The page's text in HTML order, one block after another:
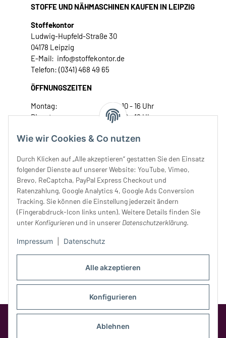
Alle akzeptieren
Konfigurieren
Ablehnen
Wie wir Cookies & Co nutzen
Durch Klicken auf „Alle akzeptieren“ gestatten Sie den Einsatz
folgender Dienste auf unserer Website: YouTube, Vimeo,
Brevo, ReCaptcha, PayPal Express Checkout und
Ratenzahlung, Google Analytics 4, Google Ads Conversion
Tracking. Sie können die Einstellung jederzeit ändern
(Fingerabdruck-Icon links unten). Weitere Details finden Sie
unter Konfigurieren und in unserer Datenschutzerklärung.
Impressum Datenschutz
STOFFE UND NÄHMASCHINEN KAUFEN IN LEIPZIG
Stoffekontor
Ludwig-Hupfeld-Straße 30
04178 Leipzig
E-Mail: info@stoffekontor.de
Telefon: (0341) 468 49 65
ÖFFNUNGSZEITEN
Montag:
10 - 16 Uhr
Dienstag:
10 - 16 Uhr
Donnerstag:
10 - 18 Uhr
Samstag:
10 - 14 Uhr
Unser Service
Rechtliches
Google Analytics deaktivierenStatus:
Opt-Out-Cookie ist nicht gesetzt